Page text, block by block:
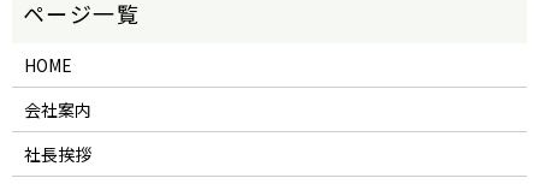
HOME
会社案内
社長挨拶